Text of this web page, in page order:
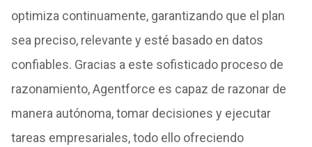
optimiza continuamente, garantizando que el plan
sea preciso, relevante y esté basado en datos
confiables. Gracias a este sofisticado proceso de
razonamiento, Agentforce es capaz de razonar de
manera autónoma, tomar decisiones y ejecutar
tareas empresariales, todo ello ofreciendo